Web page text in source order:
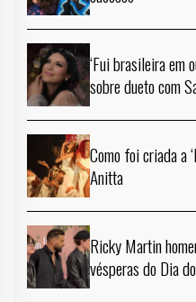
‘Fui brasileira em
sobre dueto com
Como foi criada a
Anitta
Ricky Martin
vésperas do Dia